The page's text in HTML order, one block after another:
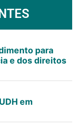
para
e dos direitos
em